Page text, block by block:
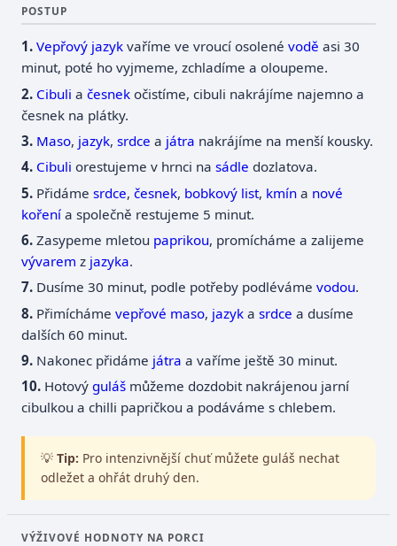
POSTUP
Vepřový jazyk vaříme ve vroucí osolenévodě asi 30
minut, poté ho vyjmeme, zchladíme a oloupeme.
Cibuli ačesnek očistíme, cibuli nakrájíme najemno a
česnek na plátky.
Maso, jazyk,srdce a játra nakrájíme na menší kousky.
Cibuli orestujeme v hrnci nasádle dozlatova.
Přidámesrdce,česnek, bobkový list, kmín a nové
koření a společně restujeme 5 minut.
Zasypeme mletou paprikou, promícháme a zalijeme
vývarem z jazyka.
Dusíme 30 minut, podle potřeby podlévámevodou.
Přimíchámevepřové maso, jazyk asrdce a dusíme
dalších 60 minut.
Nakonec přidáme játra a vaříme ještě 30 minut.
Hotovýguláš můžeme dozdobit nakrájenou jarní
cibulkou a chilli papričkou a podáváme s chlebem.
💡 Tip: Pro intenzivnější chuť můžete guláš nechat
odležet a ohřát druhý den.
VÝŽIVOVÉ HODNOTY NA PORCI